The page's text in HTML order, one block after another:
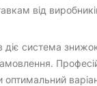
від
діє система
оптимальний